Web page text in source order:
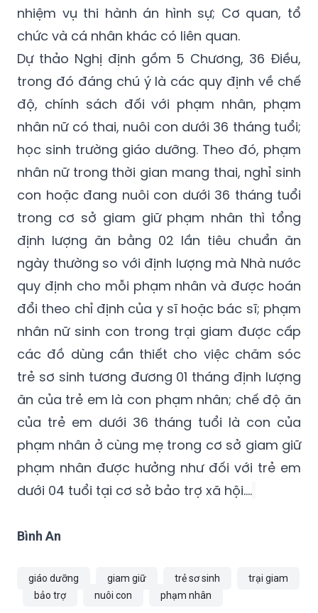
nhiệm vụ thi hành án hình sự; Cơ quan, tổ
chức và cá nhân khác có liên quan.
Dự thảo Nghị định gồm 5 Chương, 36 Điều,
trong đó đáng chú ý là các quy định về chế
độ, chính sách đối với phạm nhân, phạm
nhân nữ có thai, nuôi con dưới 36 tháng tuổi;
học sinh trường giáo dưỡng. Theo đó, phạm
nhân nữ trong thời gian mang thai, nghỉ sinh
con hoặc đang nuôi con dưới 36 tháng tuổi
trong cơ sở giam giữ phạm nhân thì tổng
định lượng ăn bằng 02 lần tiêu chuẩn ăn
ngày thường so với định lượng mà Nhà nước
quy định cho mỗi phạm nhân và được hoán
đổi theo chỉ định của y sĩ hoặc bác sĩ; phạm
nhân nữ sinh con trong trại giam được cấp
các đồ dùng cần thiết cho việc chăm sóc
trẻ sơ sinh tương đương 01 tháng định lượng
ăn của trẻ em là con phạm nhân; chế độ ăn
của trẻ em dưới 36 tháng tuổi là con của
phạm nhân ở cùng mẹ trong cơ sở giam giữ
phạm nhân được hưởng như đối với trẻ em
dưới 04 tuổi tại cơ sở bảo trợ xã hội....
Bình An
giáo dưỡng giam giữ trẻ sơ sinh
trại giam
bảo trợ
nuôi con phạm nhân